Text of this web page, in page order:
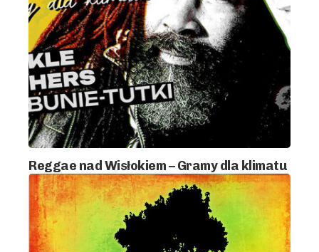
Reggae nad Wisłokiem – Gramy dla klimatu